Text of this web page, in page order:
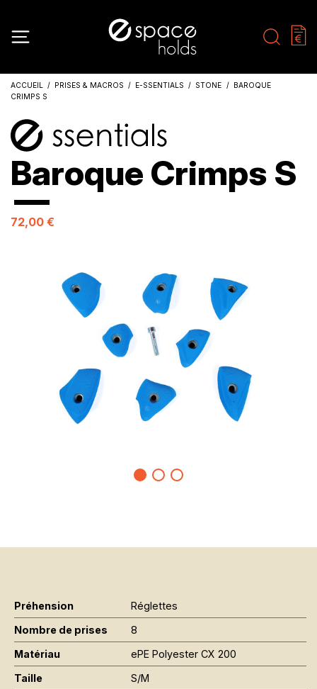
ACCUEIL PRISES & MACROS E-SSENTIALS STONE
BAROQUE
CRIMPS S
Baroque Crimps S
72,00 €
Préhension
Réglettes
Nombre de prises
8
Matériau
ePE Polyester CX 200
Taille
S/M